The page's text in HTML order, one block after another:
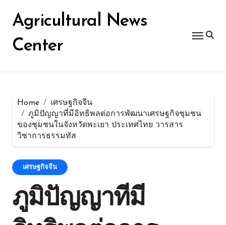
contentAgricultural News
Center
Home
เศรษฐกิจจีน
ภูมิปัญญาที่มีอิทธิพลต่อการพัฒนาเศรษฐกิจชุมชน
ของชุมชนในจังหวัดพะเยา ประเทศไทย วารสาร
วิชาการธรรมทัส
เศรษฐกิจจีน
ภูมิปัญญาที่มี